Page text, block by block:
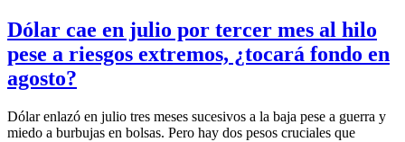
Dólar cae en julio por tercer mes al hilo
pese a riesgos extremos, ¿tocará fondo en
agosto?
Dólar enlazó en julio tres meses sucesivos a la baja pese a guerra y
miedo a burbujas en bolsas. Pero hay dos pesos cruciales que